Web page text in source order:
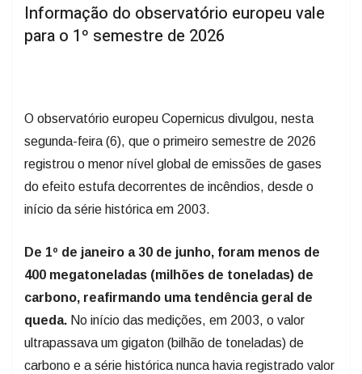
Informação do observatório europeu vale
para o 1º semestre de 2026
O observatório europeu Copernicus divulgou, nesta
segunda-feira (6), que o primeiro semestre de 2026
registrou o menor nível global de emissões de gases
do efeito estufa decorrentes de incêndios, desde o
início da série histórica em 2003.
De 1º de janeiro a 30 de junho, foram menos de
400 megatoneladas (milhões de toneladas) de
carbono, reafirmando uma tendência geral de
queda. No início das medições, em 2003, o valor
ultrapassava um gigaton (bilhão de toneladas) de
carbono e a série histórica nunca havia registrado valor